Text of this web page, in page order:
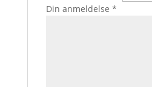
Din anmeldelse *